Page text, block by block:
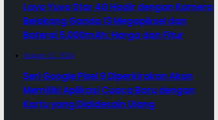
Lava Yuva Star 4G Hadir dengan Kamera
Belakang Ganda 13 Megapiksel dan
Baterai 5.000mAh: Harga dan Fitur
August 12, 2024
Seri Google Pixel 9 Diperkirakan Akan
Memiliki Aplikasi Cuaca Baru dengan
Kartu yang Dididesain Ulang